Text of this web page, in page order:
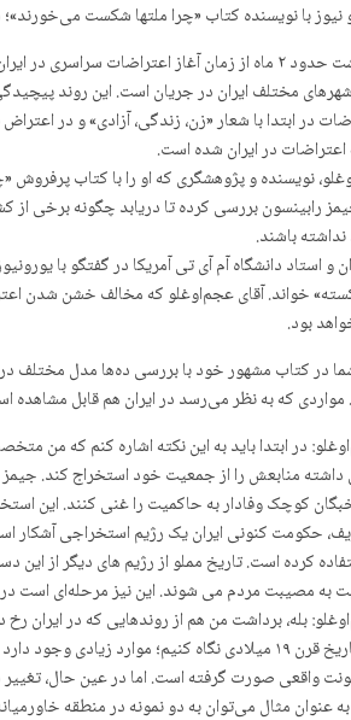
نیوز با نویسنده کتاب «چرا ملتها شکست
مختلف ایران در جریان است. این روند
در ابتدا با شعار «زن، زندگی، آزادی» و در
در ایران شده است.
نویسنده و پژوهشگری که او را با کتاب
رابینسون بررسی کرده تا دریابد چگونه برخی
باشند.
و استاد دانشگاه آم آی تی آمریکا در گفتگو با
خواند. آقای عجم‌اوغلو که مخالف خشن شدن
بود.
در کتاب مشهور خود با بررسی ده‌ها مدل مختلف
مواردی که به نظر می‌رسد در ایران هم قابل مشاهده
در ابتدا باید به این نکته اشاره کنم که من
داشته منابعش را از جمعیت خود استخراج کند.
کوچک وفادار به حاکمیت را غنی کنند. این
حکومت کنونی ایران یک رژیم استخراجی آشکار
کرده است. تاریخ مملو از رژیم های دیگر از
به مصیبت مردم می شوند. این نیز مرحله‌ای است
بله، برداشت من هم از روندهایی که در
می‌توان به تاریخ قرن ۱۹ میلادی نگاه کنیم؛
واقعی صورت گرفته است. اما در عین حال، تغییر
عنوان مثال می‌توان به دو نمونه در منطقه